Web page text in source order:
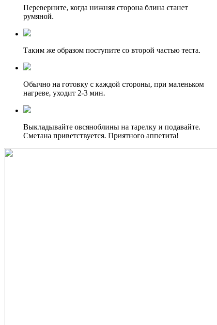
Переверните, когда нижняя сторона блина станет
румяной.
Таким же образом поступите со второй частью теста.
Обычно на готовку с каждой стороны, при маленьком
нагреве, уходит 2-3 мин.
Выкладывайте овсяноблины на тарелку и подавайте.
Сметана приветствуется. Приятного аппетита!